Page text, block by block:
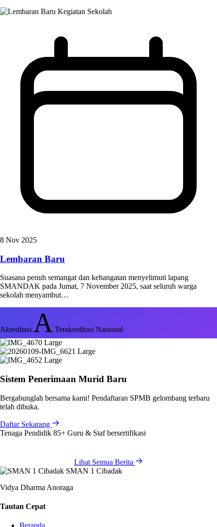
Kegiatan Sekolah
8 Nov 2025
Lembaran Baru
Suasana penuh semangat dan kehangatan menyelimuti lapang
SMANDAK pada Jumat, 7 November 2025, saat seluruh warga
sekolah menyambut…
Akreditasi A Terakreditasi Nasional
Sistem Penerimaan Murid Baru
Bergabunglah bersama kami! Pendaftaran SPMB gelombang terbaru
telah dibuka.
Daftar Sekarang
Tenaga Pendidik 85+ Guru & Staf bersertifikasi
Lihat Semua Berita
SMAN 1 Cibadak
Vidya Dharma Anoraga
Tautan Cepat